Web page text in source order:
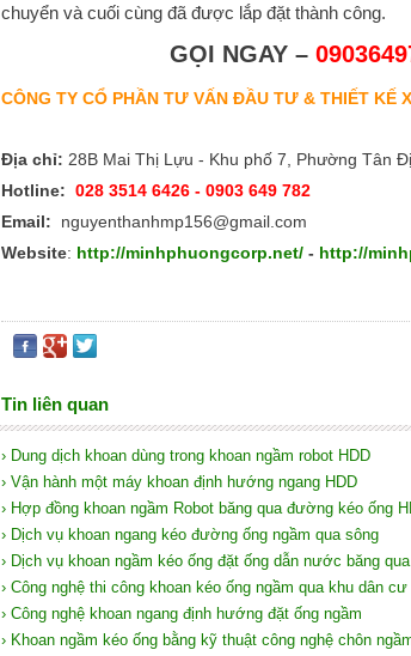
chuyển và cuối cùng đã được lắp đặt thành công.
GỌI NGAY –
CÔNG TY CỔ PHẦN TƯ VẤN ĐẦU TƯ & THIẾT KẾ
Địa chỉ: 28B Mai Thị Lựu - Khu phố 7, Phường Tân
Hotline: 028 3514 6426 - 0903 649 782
Email: nguyenthanhmp156@gmail.com
Website: http://minhphuongcorp.net/- http://
Tin liên quan
› Dung dịch khoan dùng trong khoan ngầm robot HDD
› Vận hành một máy khoan định hướng ngang HDD
› Hợp đồng khoan ngầm Robot băng qua đường kéo ống
› Dịch vụ khoan ngang kéo đường ống ngầm qua sông
› Dịch vụ khoan ngầm kéo ống đặt ống dẫn nước băng
› Công nghệ thi công khoan kéo ống ngầm qua khu dân cư
› Công nghệ khoan ngang định hướng đặt ống ngầm
› Khoan ngầm kéo ống bằng kỹ thuật công nghệ chôn